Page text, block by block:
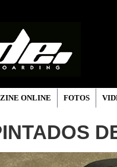
ONLINE FOTOS